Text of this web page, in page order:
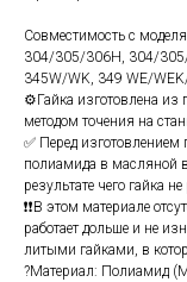
Совместимость с
304/305/306H, 304/
345W/WK, 349 WE/
⚙️Гайка изготовлена
методом точения на
✅ Перед
полиамида в масляной
результате чего гайка
❗❗В этом материале
работает дольше и не
литыми гайками, в
?Материал: Полиамид